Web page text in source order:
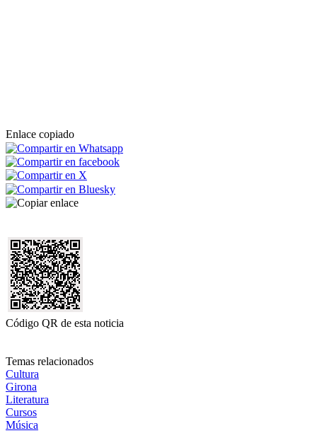
Enlace copiado
Código QR de esta noticia
Temas relacionados
Cultura
Girona
Literatura
Cursos
Música